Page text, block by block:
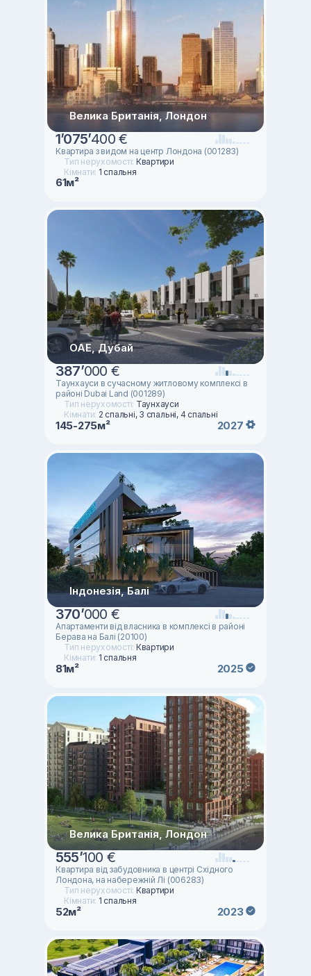
Велика Британія, Лондон
1’075’400 €
Квартира з видом на центр Лондона (001283)
Тип нерухомості: Квартири
Кімнати: 1 спальня
61м²
ОАЕ, Дубай
387’000 €
Таунхауси в сучасному житловому комплексі в
районі Dubai Land (001289)
Тип нерухомості: Таунхауси
Кімнати: 2 спальні, 3 спальні, 4 спальні
145-275м² 2027
Індонезія, Балі
370’000 €
Апартаменти від власника в комплексі в районі
Берава на Балі (20100)
Тип нерухомості: Квартири
Кімнати: 1 спальня
81м² 2025
Велика Британія, Лондон
555’100 €
Квартира від забудовника в центрі Східного
Лондона, на набережній Лі (006283)
Тип нерухомості: Квартири
Кімнати: 1 спальня
52м² 2023